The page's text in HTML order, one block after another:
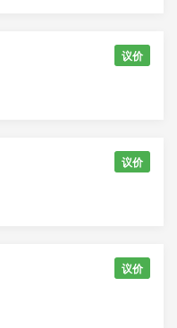
议价
议价
议价